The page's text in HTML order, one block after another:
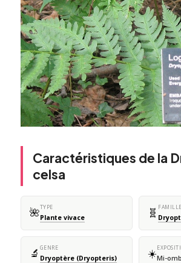
Caractéristiques de la
celsa
🌺TYPE
Plante vivace 🧬 FAMILLE
🔬 GENRE
Dryoptère (Dryopteris) ☀️Mi-